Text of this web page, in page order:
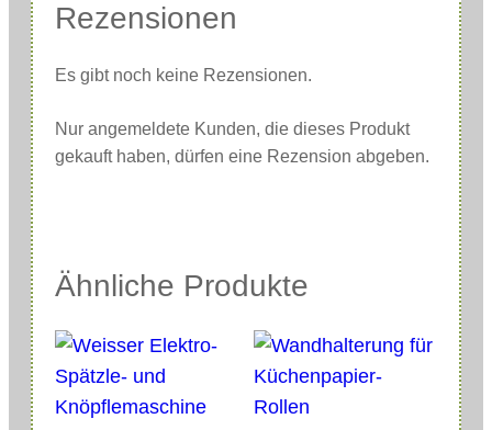
Rezensionen
Es gibt noch keine Rezensionen.
Nur angemeldete Kunden, die dieses Produkt
gekauft haben, dürfen eine Rezension abgeben.
Ähnliche Produkte